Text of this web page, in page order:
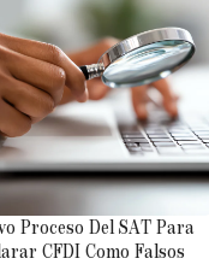
Proceso Del SAT Para
CFDI Como Falsos